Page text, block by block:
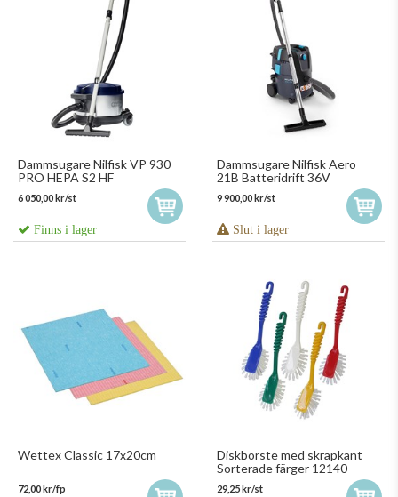
Dammsugare Nilfisk VP 930
PRO HEPA S2 HF
6 050,00 kr/st
Finns i lager
Dammsugare Nilfisk Aero
21B Batteridrift 36V
9 900,00 kr/st
Slut i lager
Wettex Classic 17x20cm
72,00 kr/fp
Diskborste med skrapkant
Sorterade färger 12140
29,25 kr/st